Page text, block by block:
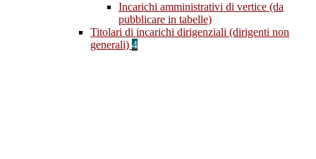
Incarichi amministrativi di vertice (da
pubblicare in tabelle)
Titolari di incarichi dirigenziali (dirigenti non
generali) 4